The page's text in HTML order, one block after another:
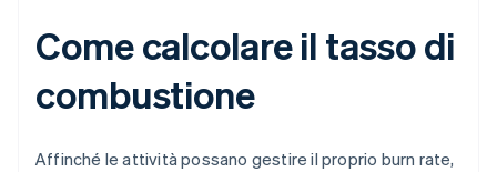
Come calcolare il tasso di
combustione
Affinché le attività possano gestire il proprio burn rate,